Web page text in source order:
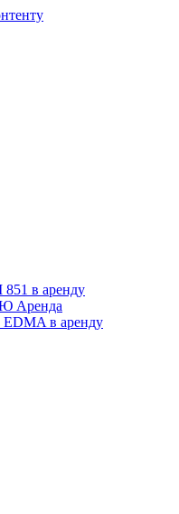
в аренду
Аренда
в аренду